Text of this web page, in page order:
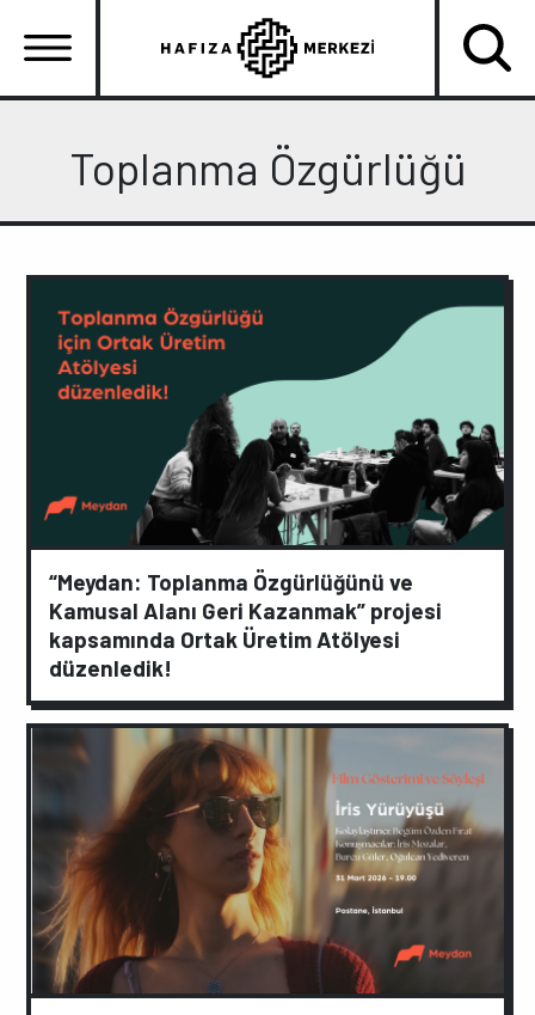
atla
gezinti
menüsüToplanma Özgürlüğü
“Meydan: Toplanma Özgürlüğünü ve
Kamusal Alanı Geri Kazanmak” projesi
kapsamında Ortak Üretim Atölyesi
düzenledik!